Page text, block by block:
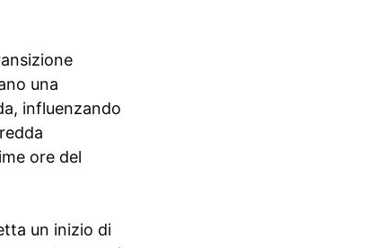
una
influenzando
ore del
un inizio di